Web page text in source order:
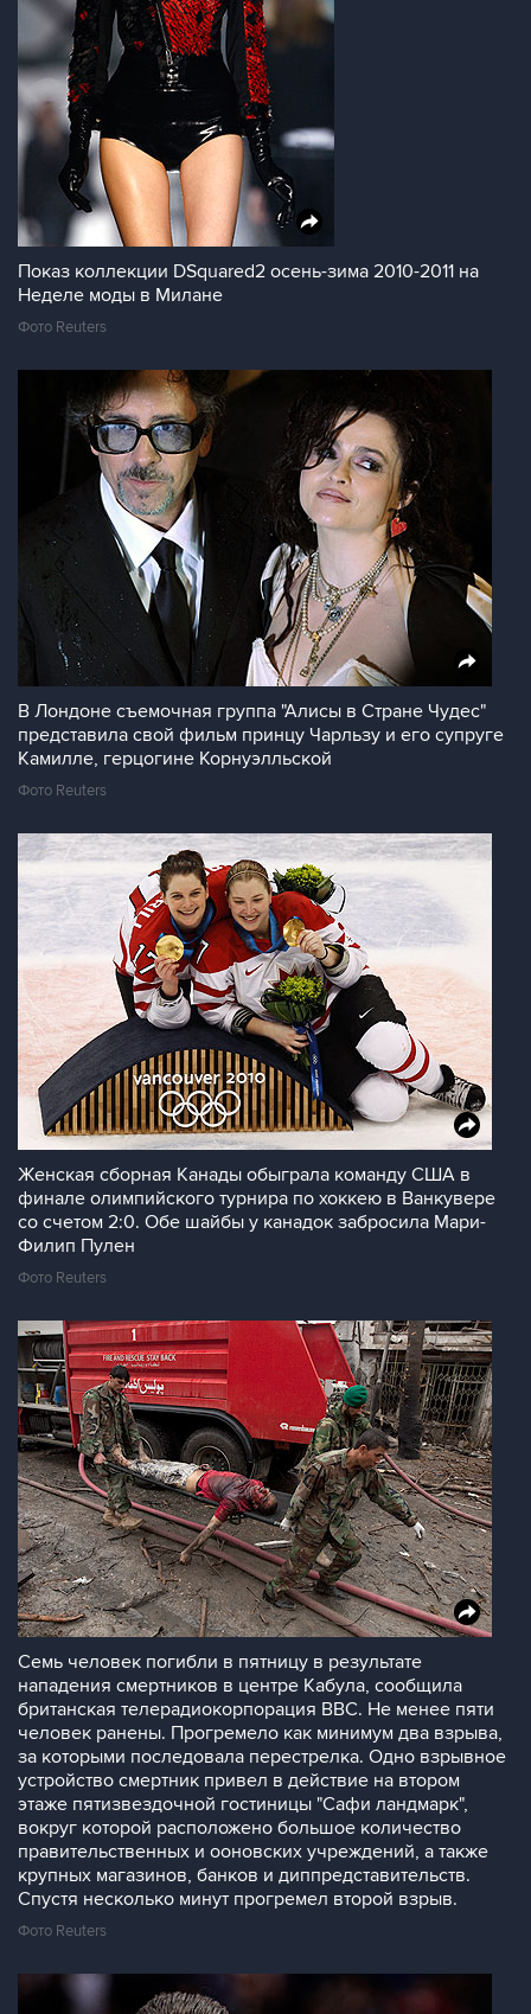
Показ коллекции DSquared2 осень-зима 2010-2011 на
Неделе моды в Милане
Фото Reuters
В Лондоне съемочная группа "Алисы в Стране Чудес"
представила свой фильм принцу Чарльзу и его супруге
Камилле, герцогине Корнуэлльской
Фото Reuters
Женская сборная Канады обыграла команду США в
финале олимпийского турнира по хоккею в Ванкувере
со счетом 2:0. Обе шайбы у канадок забросила Мари-
Филип Пулен
Фото Reuters
Семь человек погибли в пятницу в результате
нападения смертников в центре Кабула, сообщила
британская телерадиокорпорация BBC. Не менее пяти
человек ранены. Прогремело как минимум два взрыва,
за которыми последовала перестрелка. Одно взрывное
устройство смертник привел в действие на втором
этаже пятизвездочной гостиницы "Сафи ландмарк",
вокруг которой расположено большое количество
правительственных и ооновских учреждений, а также
крупных магазинов, банков и диппредставительств.
Спустя несколько минут прогремел второй взрыв.
Фото Reuters